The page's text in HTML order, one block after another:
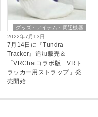
グッズ・アイテム・周辺機器
2022年7月13日
7月14日に『Tundra
Tracker』追加販売＆
「VRChatコラボ版 VRト
ラッカー用ストラップ」発
売開始